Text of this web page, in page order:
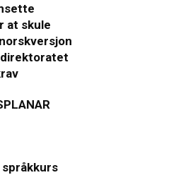
at skule